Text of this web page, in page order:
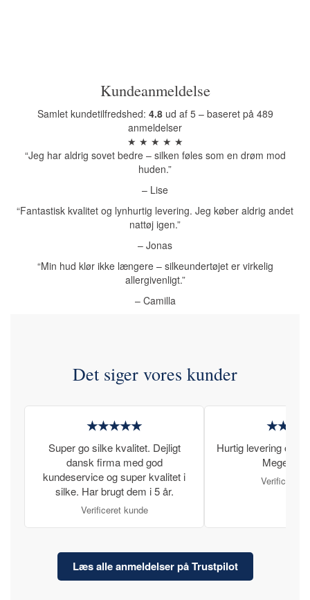
Kundeanmeldelse
Samlet kundetilfredshed: 4.8ud af 5 – baseret på 489
anmeldelser
★ ★ ★ ★ ★
“Jeg har aldrig sovet bedre – silken føles som en drøm mod
huden.”
– Lise
“Fantastisk kvalitet og lynhurtig levering. Jeg køber aldrig andet
nattøj igen.”
– Jonas
“Min hud klør ikke længere – silkeundertøjet er virkelig
allergivenligt.”
– Camilla
Det siger vores kunder
★★★★★
Super go silke kvalitet. Dejligt
dansk firma med god
kundeservice og super kvalitet i
silke. Har brugt dem i 5 år.
Verificeret kunde
Hurtig levering og
Meget
Verificeret
Læs alle anmeldelser på Trustpilot